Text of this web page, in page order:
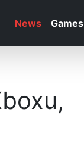
News Games